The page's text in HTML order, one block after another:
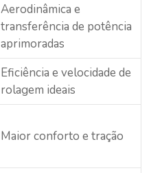
Aerodinâmica e
transferência de potência
aprimoradas
Eficiência e velocidade de
rolagem ideais
Maior conforto e tração